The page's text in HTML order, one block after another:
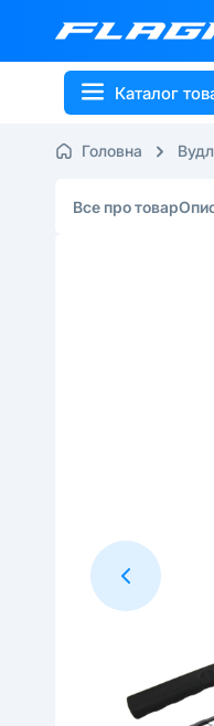
Каталог
Головна
Все про товар